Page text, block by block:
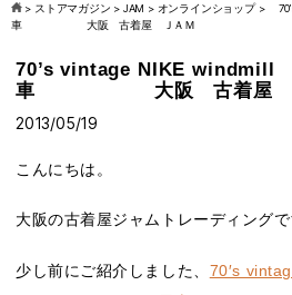
> ストアマガジン > JAM > オンラインショップ>
車 大阪 古着屋 ＪＡＭ
70’s vintage NIKE
車 大阪 古着屋 Ｊ
2013/05/19
こんにちは。
大阪の古着屋ジャムトレーディングで
少し前にご紹介しました、 70′s